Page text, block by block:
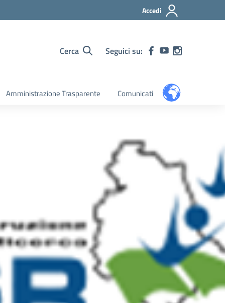
Accedi
Cerca Seguici su:
Amministrazione Trasparente Comunicati